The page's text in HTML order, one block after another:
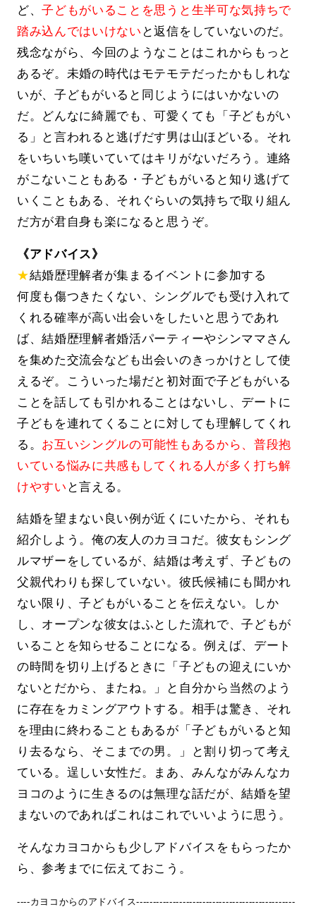
ど、子どもがいることを思うと生半可な気持ちで
踏み込んではいけない と返信をしていないのだ。
残念ながら、今回のようなことはこれからもっと
あるぞ。未婚の時代はモテモテだったかもしれな
いが、子どもがいると同じようにはいかないの
だ。どんなに綺麗でも、可愛くても「子どもがい
る」と言われると逃げだす男は山ほどいる。それ
をいちいち嘆いていてはキリがないだろう。連絡
がこないこともある・子どもがいると知り逃げて
いくこともある、それぐらいの気持ちで取り組ん
だ方が君自身も楽になると思うぞ。
《アドバイス》
★結婚歴理解者が集まるイベントに参加する
何度も傷つきたくない、シングルでも受け入れて
くれる確率が高い出会いをしたいと思うであれ
ば、結婚歴理解者婚活パーティーやシンママさん
を集めた交流会なども出会いのきっかけとして使
えるぞ。こういった場だと初対面で子どもがいる
ことを話しても引かれることはないし、デートに
子どもを連れてくることに対しても理解してくれ
る。 お互いシングルの可能性もあるから、普段抱
いている悩みに共感もしてくれる人が多く打ち解
けやすい と言える。
結婚を望まない良い例が近くにいたから、それも
紹介しよう。俺の友人のカヨコだ。彼女もシング
ルマザーをしているが、結婚は考えず、子どもの
父親代わりも探していない。彼氏候補にも聞かれ
ない限り、子どもがいることを伝えない。しか
し、オープンな彼女はふとした流れで、子どもが
いることを知らせることになる。例えば、デート
の時間を切り上げるときに「子どもの迎えにいか
ないとだから、またね。」と自分から当然のよう
に存在をカミングアウトする。相手は驚き、それ
を理由に終わることもあるが「子どもがいると知
り去るなら、そこまでの男。」と割り切って考え
ている。逞しい女性だ。まあ、みんながみんなカ
ヨコのように生きるのは無理な話だが、結婚を望
まないのであればこれはこれでいいように思う。
そんなカヨコからも少しアドバイスをもらったか
ら、参考までに伝えておこう。
----カヨコからのアドバイス------------------------------------------------